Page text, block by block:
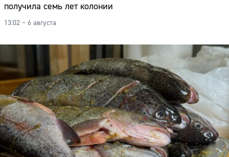
получила семь лет колонии
13:02 – 6 августа
Сайт: